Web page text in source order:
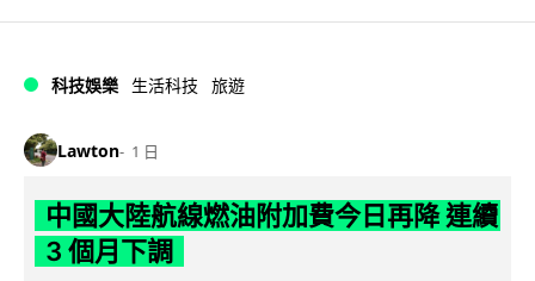
科技娛樂 生活科技 旅遊
Lawton 1 日
中國大陸航線燃油附加費今日再降 連續
3 個月下調